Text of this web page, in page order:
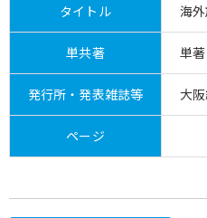
タイトル 海
単共著 単著
発行所・発表雑誌等 大
ページ